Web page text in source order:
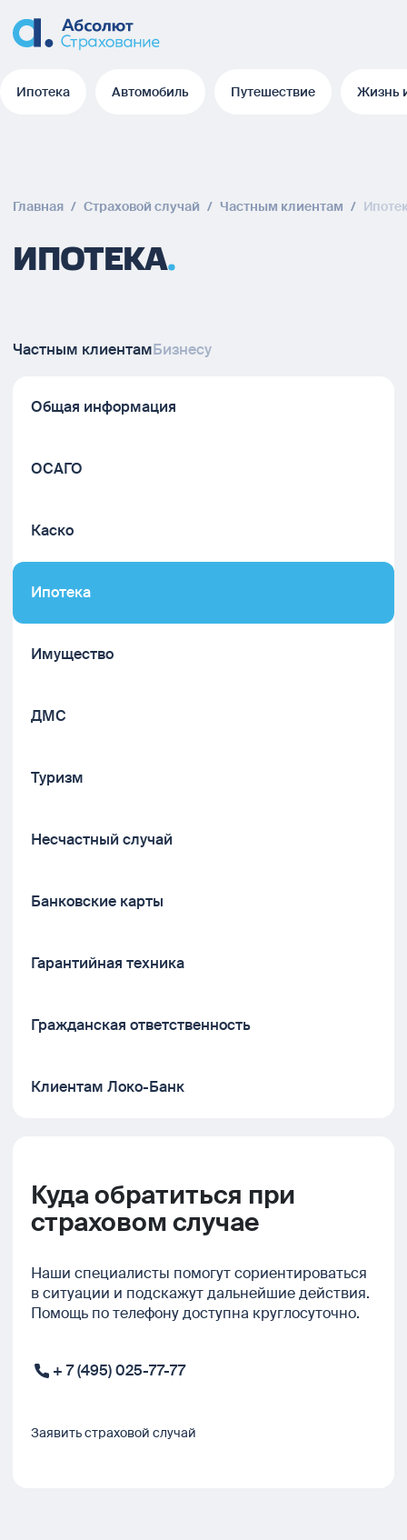
Ипотека Автомобиль Путешествие Жизнь
Главная / Страховой случай / Частным клиентам /
ИПОТЕКА
Частным клиентамБизнесу
Общая информация
ОСАГО
Каско
Ипотека
Имущество
ДМС
Туризм
Несчастный случай
Банковские карты
Гарантийная техника
Гражданская ответственность
Клиентам Локо-Банк
Куда обратиться при
страховом случае
Наши специалисты помогут сориентироваться
в ситуации и подскажут дальнейшие действия.
Помощь по телефону доступна круглосуточно.
+ 7 (495) 025-77-77
Заявить страховой случай